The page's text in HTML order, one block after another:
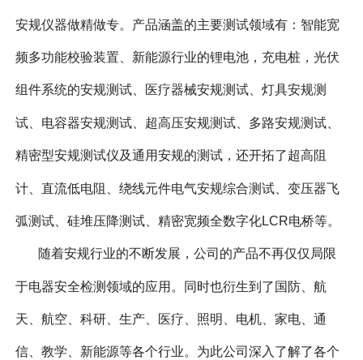
安规仪器做精做专。产品涵盖的主要测试领域有：智能宽
频多功能校验装置、新能源行业的锂电池，充电桩，光伏
组件系统的安规测试、医疗器械安规测试、灯具安规测
试、电容器安规测试、超高压安规测试、多路安规测试、
精密型安规测试仪及通用安规的测试，还开拓了超高阻
计、直流低电阻、绕线元件电气安规综合测试、变压器飞
弧测试、硅堆压降测试、精密宽频全数字化LCR电桥等。
随着安规行业的不断发展，公司的产品不再仅仅局限
于电器安全检测领域的应用。同时也衍生到了国防、航
天、航空、科研、生产、医疗、照明、电机、家电、通
信、教学、新能源等各个行业。为此公司深入了解了各个